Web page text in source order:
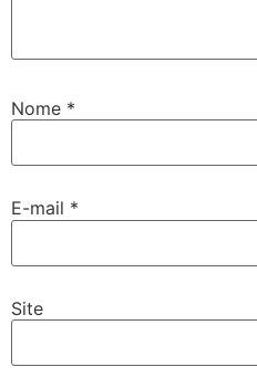
Nome *
E-mail *
Site